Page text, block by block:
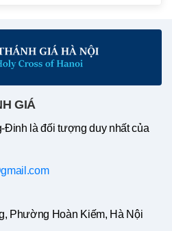
GIÁ
là đối tượng duy nhất của
Phường Hoàn Kiếm, Hà Nội